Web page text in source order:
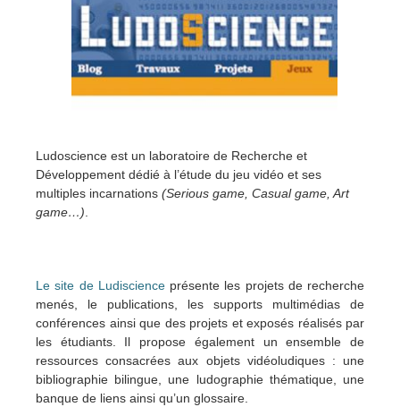
Ludoscience est un laboratoire de Recherche et
Développement dédié à l’étude du jeu vidéo et ses
multiples incarnations (Serious game, Casual game, Art
game…).
Le site de Ludiscienceprésente les projets de recherche
menés, le publications, les supports multimédias de
conférences ainsi que des projets et exposés réalisés par
les étudiants. Il propose également un ensemble de
ressources consacrées aux objets vidéoludiques : une
bibliographie bilingue, une ludographie thématique, une
banque de liens ainsi qu’un glossaire.